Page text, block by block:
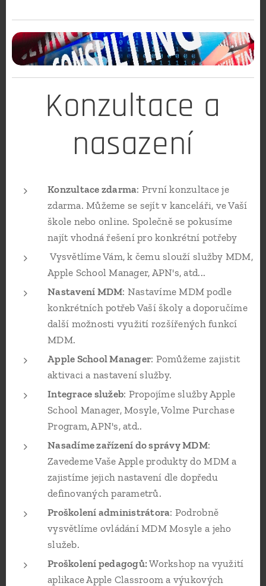
Konzultace a
nasazení
Konzultace zdarma: První konzultace je
zdarma. Můžeme se sejít v kanceláři, ve Vaší
škole nebo online. Společně se pokusíme
najít vhodná řešení pro konkrétní potřeby
Vysvětlíme Vám, k čemu slouží služby MDM,
Apple School Manager, APN's, atd...
Nastavení MDM: Nastavíme MDM podle
konkrétních potřeb Vaší školy a doporučíme
další možnosti využití rozšířených funkcí
MDM.
Apple School Manager: Pomůžeme zajistit
aktivaci a nastavení služby.
Integrace služeb: Propojíme služby Apple
School Manager, Mosyle, Volme Purchase
Program, APN's, atd..
Nasadíme zařízení do správy MDM:
Zavedeme Vaše Apple produkty do MDM a
zajistíme jejich nastavení dle dopředu
definovaných parametrů.
Proškolení administrátora: Podrobně
vysvětlíme ovládání MDM Mosyle a jeho
služeb.
Proškolení pedagogů:Workshop na využití
aplikace Apple Classroom a výukových